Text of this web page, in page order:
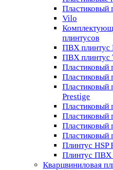
Пластиковый
Vilo
плинтусов
ПВХ плинтус
ПВХ плинтус
Пластиковый
Пластиковый
Пластиковый
Prestige
Пластиковый
Пластиковый
Пластиковый
Пластиковый
Плинтус
Плинтус ПВХ
Кварцвиниловая